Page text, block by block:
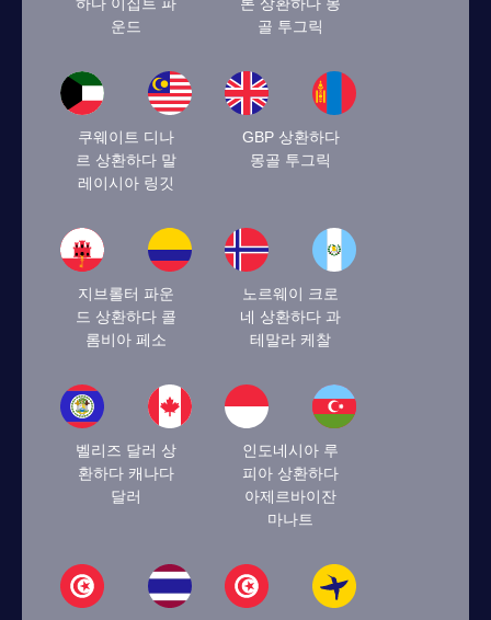
운드
골 투그릭
쿠웨이트 디나
르 상환하다 말
레이시아 링깃
GBP 상환하다
몽골 투그릭
지브롤터 파운
드 상환하다 콜
롬비아 페소
노르웨이 크로
네 상환하다 과
테말라 케찰
벨리즈 달러 상
환하다 캐나다
달러
인도네시아 루
피아 상환하다
아제르바이잔
마나트